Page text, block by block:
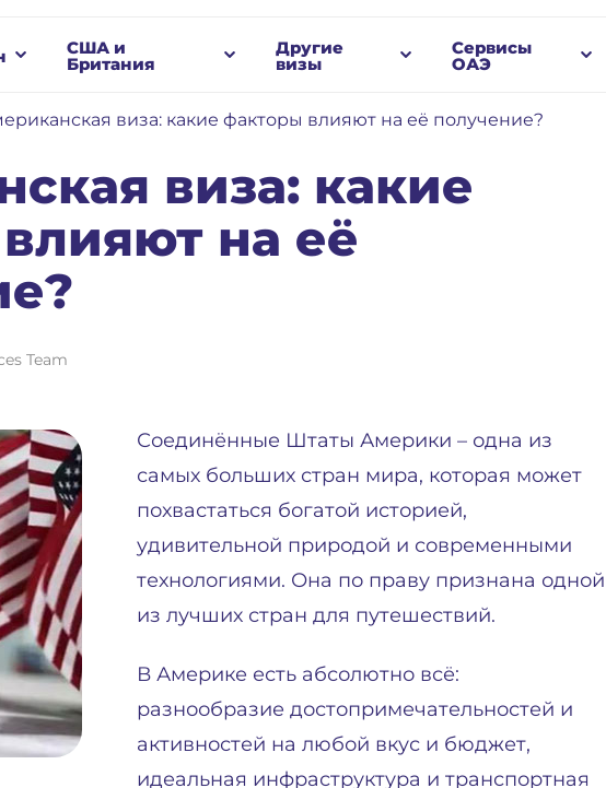
США и
Британия
Другие
визы
Сервисы
ОАЭ
виза: какие факторы влияют на её получение?
виза: какие
на её
Team
Соединённые Штаты Америки – одна из
самых больших стран мира, которая может
похвастаться богатой историей,
удивительной природой и современными
технологиями. Она по праву признана одной
из лучших стран для путешествий.
В Америке есть абсолютно всё:
разнообразие достопримечательностей и
активностей на любой вкус и бюджет,
идеальная инфраструктура и транспортная